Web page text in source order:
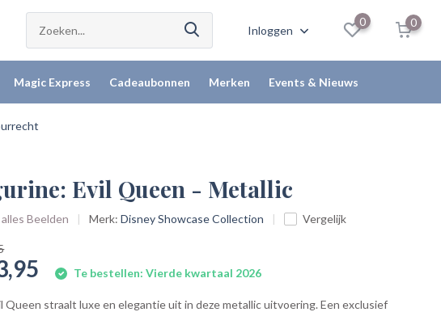
Inloggen
0 0
Magic Express Cadeaubonnen Merken Events & Nieuws
Evil Queen - Metallic
Beelden Merk:Disney Showcase Collection Vergelijk
Te bestellen: Vierde kwartaal 2026
Queen straalt luxe en elegantie uit in deze metallic uitvoering. Een exclusief